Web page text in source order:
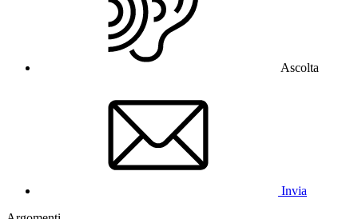
Ascolta
Invia